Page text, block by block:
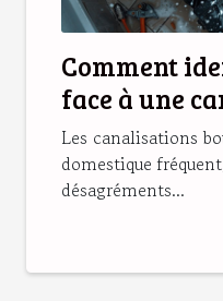
Comment
face à une
bouchée
Les canalisations
domestique
désagréments...